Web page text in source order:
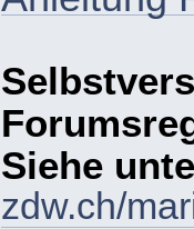
Siehe
zdw.ch/